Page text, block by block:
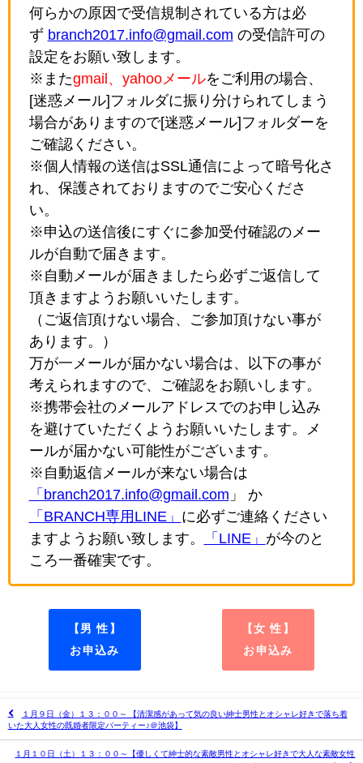
何らかの原因で受信規制されている方は必
ず branch2017.info@gmail.com の受信許可の
設定をお願い致します。
※またgmail、yahooメールをご利用の場合、
[迷惑メール]フォルダに振り分けられてしまう
場合がありますので[迷惑メール]フォルダーを
ご確認ください。
※個人情報の送信はSSL通信によって暗号化さ
れ、保護されておりますのでご安心くださ
い。
※申込の送信後にすぐに参加受付確認のメー
ルが自動で届きます。
※自動メールが届きましたら必ずご返信して
頂きますようお願いいたします。
（ご返信頂けない場合、ご参加頂けない事が
あります。）
万が一メールが届かない場合は、以下の事が
考えられますので、ご確認をお願いします。
※携帯会社のメールアドレスでのお申し込み
を避けていただくようお願いいたします。メ
ールが届かない可能性がございます。
※自動返信メールが来ない場合は
「branch2017.info@gmail.com 」 か
「BRANCH専用LINE」 に必ずご連絡ください
ますようお願い致します。
「LINE」 が今のと
ころ一番確実です。
【男 性】
お申込み
【女 性】
お申込み
１月９日（金）１３：００～ 【清潔感があって気の良い紳士男性とオシャレ好きで落ち着
いた大人女性の既婚者限定パーティー♪＠池袋】
１月１０日（土）１３：００～【優しくて紳士的な素敵男性とオシャレ好きで大人な素敵女性